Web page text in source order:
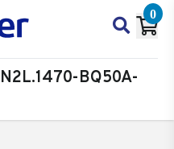
0
BQ50A-